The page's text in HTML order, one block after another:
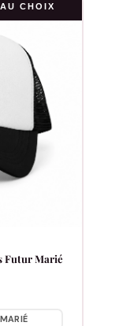
CHOIX
Futur Marié
MARIÉ